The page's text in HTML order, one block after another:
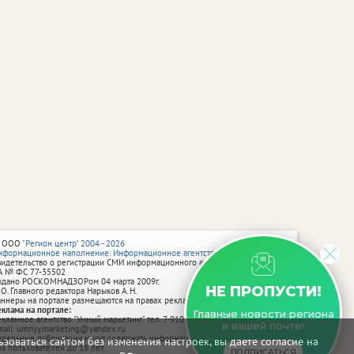
сайтом без изменения настроек, вы даете согласие на
НЕ ПРОПУСТИ!
Главные новости региона
в вашей почте!
"Регион центр" 2004 - 2026
наполнение: Информационное агентство vRossii.ru
о регистрации СМИ информационного агентства vRossii.ru
№ ФС 77‑35502
РОСКОМНАДЗОРом 04 марта 2009г.
Главного редактора Нарыков А. Н.
на портале размещаются на правах рекламы.
на портале:
агентство "Умный маркетинг" тел. 7-910-267-70-40,
umnyy.marketing@yandex.ru
публикации могут содержать информацию, не предназначенную
пользователей до 18 лет.